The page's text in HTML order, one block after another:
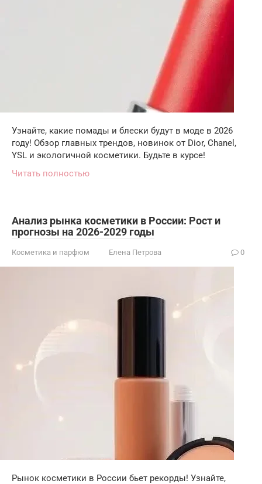
Узнайте, какие помады и блески будут в моде в 2026
году! Обзор главных трендов, новинок от Dior, Chanel,
YSL и экологичной косметики. Будьте в курсе!
Читать полностью
Анализ рынка косметики в России: Рост и
прогнозы на 2026-2029 годы
Косметика и парфюм Елена Петрова 0
Рынок косметики в России бьет рекорды! Узнайте,